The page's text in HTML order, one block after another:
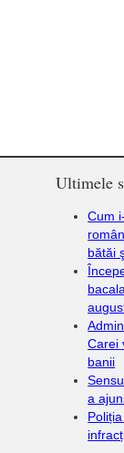
Ultimele
Cum
bătăi
Carei
banii
a